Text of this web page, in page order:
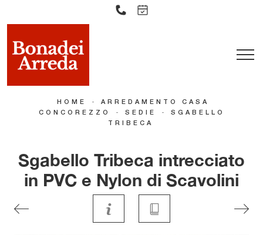
HOME -
ARREDAMENTO CASA
CONCOREZZO
- SEDIE -
SGABELLO
TRIBECA
Sgabello Tribeca intrecciato
in PVC e Nylon di Scavolini